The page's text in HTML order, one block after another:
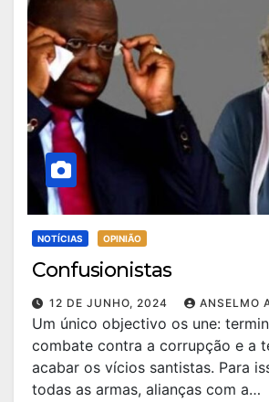
NOTÍCIAS OPINIÃO
Confusionistas
12 DE JUNHO, 2024 ANSELMO
Um único objectivo os une:
combate contra a corrupção e a
acabar os vícios santistas. Para
todas as armas, alianças com a…